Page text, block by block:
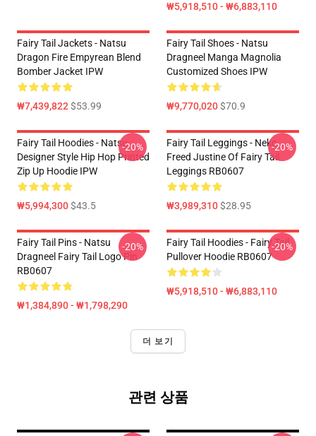
₩5,918,510 - ₩6,883,110
Fairy Tail Jackets - Natsu
Dragon Fire Empyrean Blend
Bomber Jacket IPW
₩7,439,822$53.99
Fairy Tail Shoes - Natsu
Dragneel Manga Magnolia
Customized Shoes IPW
₩9,770,020$70.9
Fairy Tail Hoodies - Natsu
Designer Style Hip Hop Printed
Zip Up Hoodie IPW
₩5,994,300$43.5
-20%
Fairy Tail Leggings - Neko
Freed Justine Of Fairy Tail
Leggings RB0607
₩3,989,310$28.95
-20%
Fairy Tail Pins - Natsu
Dragneel Fairy Tail Logo Pin
RB0607
₩1,384,890 - ₩1,798,290
-20%
Fairy Tail Hoodies - Fairy Tail
Pullover Hoodie RB0607
₩5,918,510 - ₩6,883,110
-20%
더 보기
관련 상품